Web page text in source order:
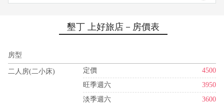
墾丁 上好旅店－房價表
房型
二人房(二小床) 定價
4500
旺季週六
3950
淡季週六
3600